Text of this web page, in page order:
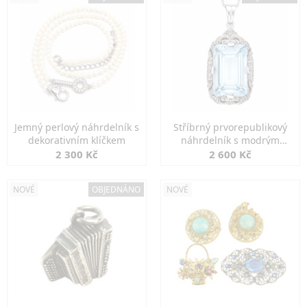
Jemný perlový náhrdelník s
dekorativním klíčkem
2 300 Kč
Stříbrný prvorepublikový
náhrdelník s modrým
spinelem
2 600 Kč
NOVÉ OBJEDNÁNO NOVÉ